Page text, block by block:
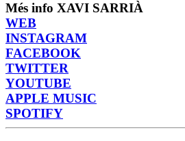
Més info XAVI SARRIÀ
WEB
INSTAGRAM
FACEBOOK
TWITTER
YOUTUBE
APPLE MUSIC
SPOTIFY